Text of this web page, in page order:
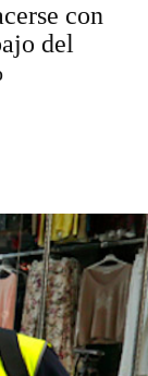
con
del